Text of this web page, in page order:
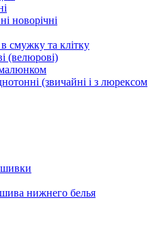
новорічні
смужку та клітку
(велюрові)
малюнком
(звичайні і з люрексом
нижнего белья